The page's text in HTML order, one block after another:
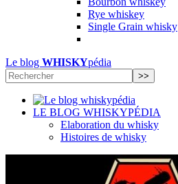
Rye whiskey
Single Grain whisky
Le blog WHISKYpédia
LE BLOG WHISKYPÉDIA
Elaboration du whisky
Histoires de whisky